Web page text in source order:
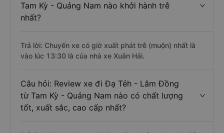
Tam Kỳ - Quảng Nam nào khởi hành trễ
nhất?
Trả lời: Chuyến xe có giờ xuất phát trễ (muộn) nhất là
vào lúc 13:30 là của nhà xe Xuân Hải.
Câu hỏi: Review xe đi Đạ Tẻh - Lâm Đồng
từ Tam Kỳ - Quảng Nam nào có chất lượng
tốt, xuất sắc, cao cấp nhất?